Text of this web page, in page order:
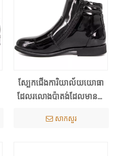
ស្បែកជើងការិយាល័យយោធា
ដែលរលោងប៉ាតង់ដែលមានផា
សាកសួរ